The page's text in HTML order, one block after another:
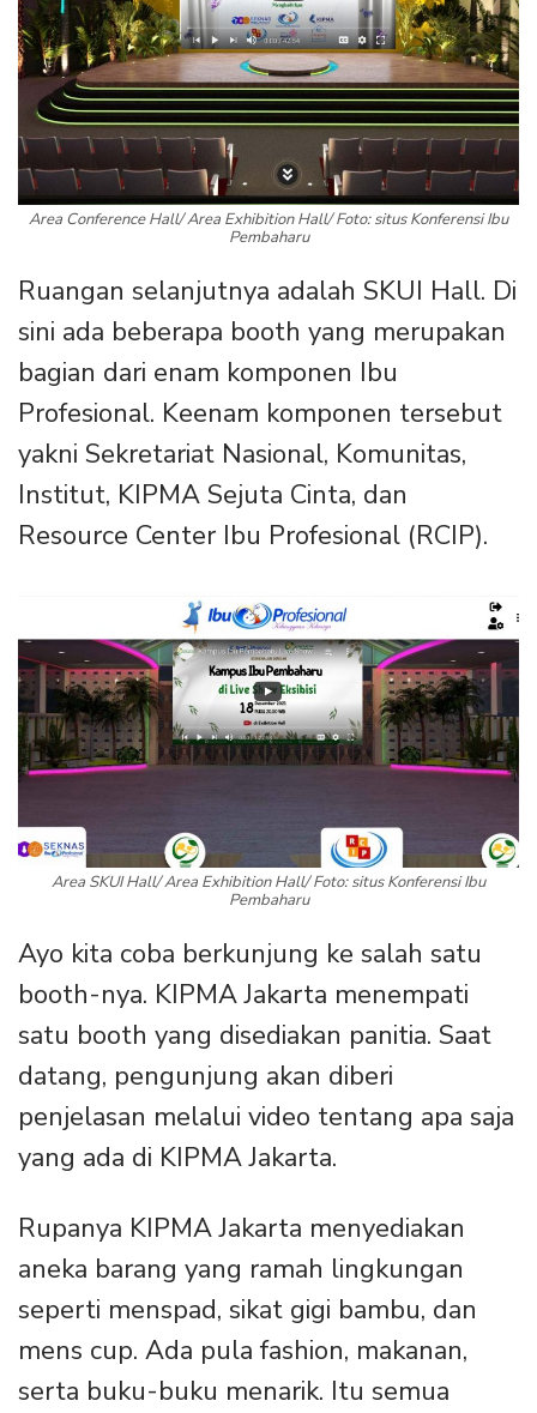
Area Conference Hall/ Area Exhibition Hall/ Foto: situs Konferensi Ibu
Pembaharu
Ruangan selanjutnya adalah SKUI Hall. Di
sini ada beberapa booth yang merupakan
bagian dari enam komponen Ibu
Profesional. Keenam komponen tersebut
yakni Sekretariat Nasional, Komunitas,
Institut, KIPMA Sejuta Cinta, dan
Resource Center Ibu Profesional (RCIP).
Area SKUI Hall/ Area Exhibition Hall/ Foto: situs Konferensi Ibu
Pembaharu
Ayo kita coba berkunjung ke salah satu
booth-nya. KIPMA Jakarta menempati
satu booth yang disediakan panitia. Saat
datang, pengunjung akan diberi
penjelasan melalui video tentang apa saja
yang ada di KIPMA Jakarta.
Rupanya KIPMA Jakarta menyediakan
aneka barang yang ramah lingkungan
seperti menspad, sikat gigi bambu, dan
mens cup. Ada pula fashion, makanan,
serta buku-buku menarik. Itu semua